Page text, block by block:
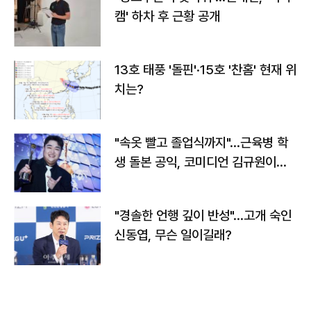
캠' 하차 후 근황 공개
13호 태풍 '돌핀'·15호 '찬홈' 현재 위
치는?
"속옷 빨고 졸업식까지"…근육병 학
생 돌본 공익, 코미디언 김규원이었
"경솔한 언행 깊이 반성"…고개 숙인
신동엽, 무슨 일이길래?